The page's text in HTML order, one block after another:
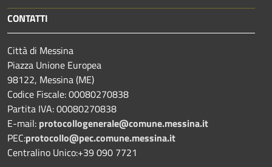
CONTATTI
Città di Messina
Piazza Unione Europea
98122, Messina (ME)
Codice Fiscale: 00080270838
Partita IVA: 00080270838
E-mail: protocollogenerale@comune.messina.it
PEC:protocollo@pec.comune.messina.it
Centralino Unico:+39 090 7721